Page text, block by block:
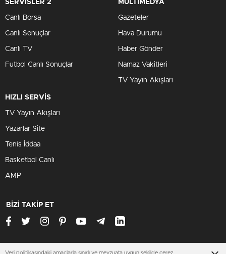
SERVİSLER 2
Canlı Borsa
Canlı Sonuçlar
Canlı TV
Futbol Canlı Sonuçlar
MULTİMEDYA
Gazeteler
Hava Durumu
Haber Gönder
Namaz Vakitleri
TV Yayın Akışları
HIZLI SERVİS
TV Yayın Akışları
Yazarlar Site
Tenis İddaa
Basketbol Canlı
AMP
BİZİ TAKİP ET
Veri politikasındaki amaçlarla sınırlı ve mevzuata uygun şekilde çerez